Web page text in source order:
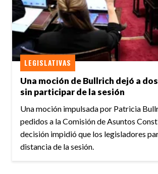
Una moción de Bullrich dejó a
sin participar de la sesión
LEGISLATIVAS
Una moción impulsada por Patricia
pedidos a la Comisión de Asuntos
decisión impidió que los legisladores
distancia de la sesión.